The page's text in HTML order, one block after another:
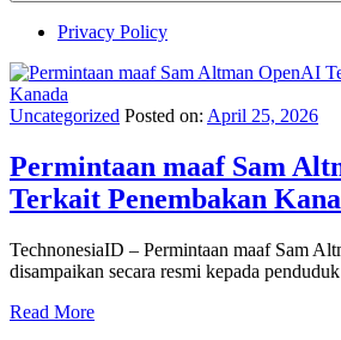
Privacy Policy
Uncategorized Posted on: April 25, 2026
Permintaan maaf Sam
Terkait Penembakan
TechnonesiaID – Permintaan maaf Sam
disampaikan secara resmi kepada
Read More